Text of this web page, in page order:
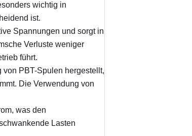
wichtig in
ist.
Spannungen und sorgt in
Verluste weniger
führt.
PBT-Spulen hergestellt,
Die Verwendung von
was den
Lasten